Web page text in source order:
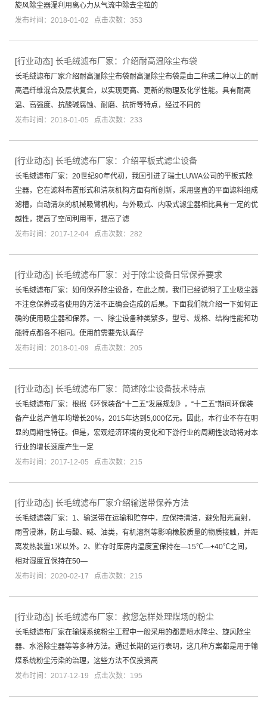
旋风除尘器湿利用离心力从气流中除去尘粒的
发布时间：2018-01-02 点击次数：353
[行业动态] 长毛绒滤布厂家：介绍耐高温除尘布袋
长毛绒滤布厂家介绍耐高温除尘布袋耐高温除尘布袋是由二种或二种以上的耐
高温纤维混合及层状复合，以实现更高、更新的物理及化学性能。具有耐高
温、高强度、抗酸碱腐蚀、耐磨、抗折等特点，经过不同的
发布时间：2018-01-05 点击次数：233
[行业动态] 长毛绒滤布厂家：介绍平板式滤尘设备
长毛绒滤布厂家：20世纪90年代初，我国引进了瑞士LUWA公司的平板式除
尘器，它在滤料布置形式和清灰机构方面有所创新，采用竖直的平面滤料组成
滤槽，自动清灰的机械吸臂机构，与外吸式、内吸式滤尘器相比具有一定的优
越性，提高了空间利用率，提高了滤
发布时间：2017-12-04 点击次数：282
[行业动态] 长毛绒滤布厂家：对于除尘设备日常保养要求
长毛绒滤布厂家：如何保养除尘设备，在此之前，我们已经说明了工业吸尘器
不注意保养或者使用的方法不正确会造成的后果。下面我们就介绍一下如何正
确的使用吸尘器和保养。一、除尘设备种类繁多，型号、规格、结构性能和功
能特点都各不相同。使用前需要先认真仔
发布时间：2018-01-09 点击次数：205
[行业动态] 长毛绒滤布厂家：简述除尘设备技术特点
长毛绒滤布厂家：根据《环保装备“十二五”发展规划》，“十二五”期间环保装
备产业总产值年均增长20%，2015年达到5,000亿元。因此，本行业不存在明
显的周期性特征。但是，宏观经济环境的变化和下游行业的周期性波动将对本
行业的增长速度产生一定
发布时间：2017-12-05 点击次数：215
[行业动态] 长毛绒滤布厂家介绍输送带保养方法
长毛绒滤袋厂家：1、输送带在运输和贮存中，应保持清洁，避免阳光直射，
雨雪浸淋，防止与酸、碱、油类，有机溶剂等影响橡胶质量的物质接触，并距
离发热装置1米以外。2、贮存时库房内温度宜保持在—15℃—+40℃之间，
相对湿度宜保持在50—
发布时间：2020-02-17 点击次数：215
[行业动态] 长毛绒滤布厂家：教您怎样处理煤场的粉尘
长毛绒滤布厂家在输煤系统粉尘工程中一般采用的都是喷水降尘、旋风除尘
器、水浴除尘器等等多种方法。通过长期的运行表明，这几种方案都是用于输
煤系统粉尘污染的治理，这些方法不仅投资高
发布时间：2017-12-19 点击次数：195